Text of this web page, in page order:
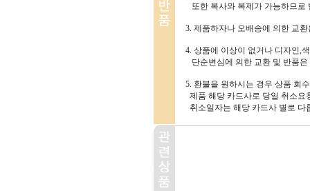
또한 복사와 복제가 가능하므로
3. 제품하자나 오배송에 의한 교
4. 상품에 이상이 없거나 디자인,
단순변심에 의한 교환 및 반품
5. 환불을 원하시는 경우 상품 회
제품 해당 카드사로 당일 취소요
취소일자는 해당 카드사 별로 다